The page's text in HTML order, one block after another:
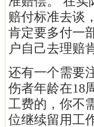
赔付标准去谈
肯定要多付一
户自己去理赔
还有一个需要
伤者年龄在18
工费的，你不
位继续留用工